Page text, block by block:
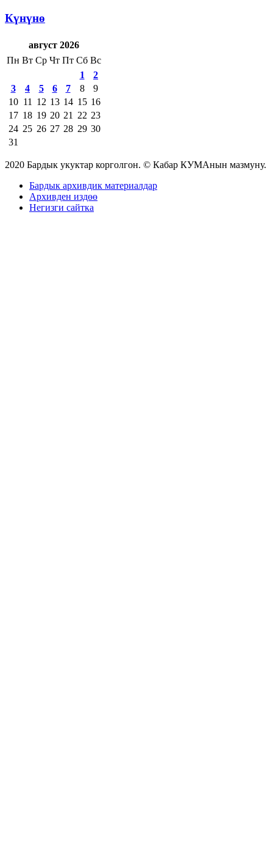
Күнүнө
август 2026
Пн Вт Ср Чт Пт Сб Вс
1
2
3
4 5 6 7 8
9
10 11 12 13 14 15 16
17 18 19 20 21 22 23
24 25 26 27 28 29 30
31
2020 Бардык укуктар корголгон. © Кабар КУМАнын мазмуну.
Бардык архивдик материалдар
Архивден издөө
Негизги сайтка